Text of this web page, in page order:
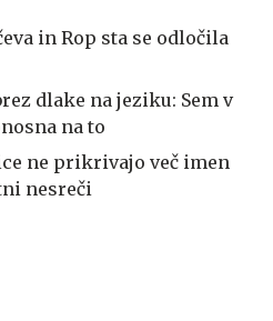
in Rop sta se odločila
dlake na jeziku: Sem v
na to
ne prikrivajo več imen
nesreči